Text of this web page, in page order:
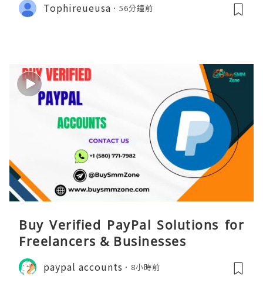
Tophireueusa 56分鐘前
Buy Verified PayPal Solutions for
Freelancers & Businesses
paypal accounts 8小時前